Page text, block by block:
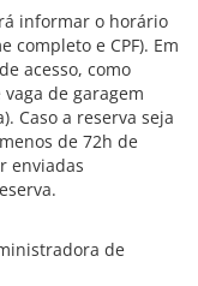
informar o horário
completo e CPF). Em
acesso, como
de garagem
Caso a reserva seja
de 72h de
enviadas
de